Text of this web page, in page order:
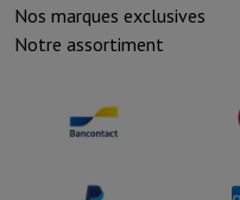
Nos marques exclusives
Notre assortiment